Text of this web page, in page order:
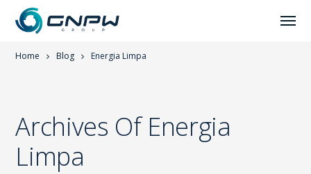
Home Blog Energia Limpa
Archives Of Energia
Limpa